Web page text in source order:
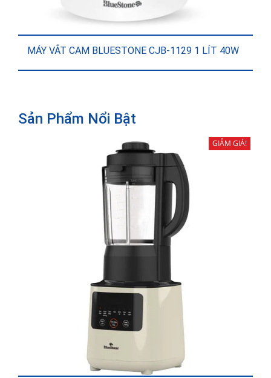
MÁY VẮT CAM BLUESTONE CJB-1129 1 LÍT 40W
Sản Phẩm Nổi Bật
GIẢM GIÁ!